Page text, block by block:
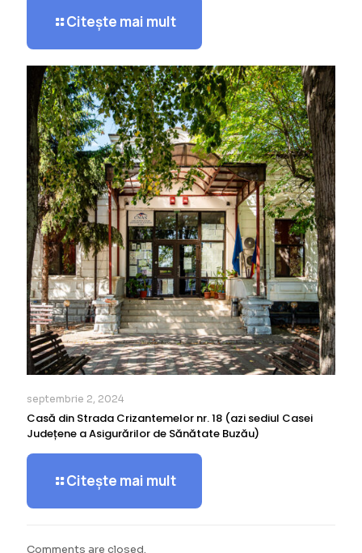
Citește mai mult
septembrie 2, 2024
Casă din Strada Crizantemelor nr. 18 (azi sediul Casei
Județene a Asigurărilor de Sănătate Buzău)
Citește mai mult
Comments are closed.